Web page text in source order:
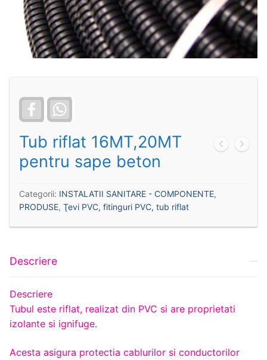
Facebook
Tub riflat 16MT,20MT
pentru sape beton
Categorii: INSTALATII SANITARE - COMPONENTE,
PRODUSE, Ţevi PVC, fitinguri PVC, tub riflat
Descriere
Descriere
Tubul este riflat, realizat din PVC si are proprietati
izolante si ignifuge.
Acesta asigura protectia cablurilor si conductorilor